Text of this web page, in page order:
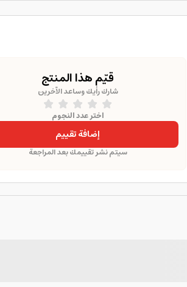
قيّم هذا المنتج
شارك رأيك وساعد الآخرين
اختر عدد النجوم
إضافة تقييم
سيتم نشر تقييمك بعد المراجعة